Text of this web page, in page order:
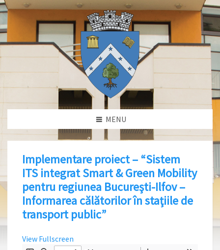
MENU
Implementare proiect – “Sistem
ITS integrat Smart & Green Mobility
pentru regiunea Bucureşti-Ilfov –
Informarea călătorilor în staţiile de
transport public”
View Fullscreen